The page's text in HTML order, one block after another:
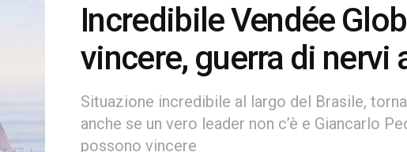
Incredibile Vendée
vincere, guerra di nervi
Situazione incredibile al largo del Brasile,
anche se un vero leader non c’è e Giancarlo
possono vincere